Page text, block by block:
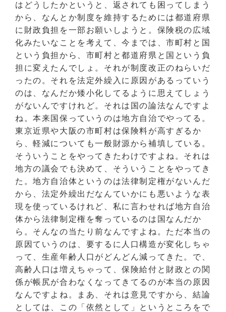
はどうしたかというと、返されても困ってしまう
から、なんとか制度を維持するためには都道府県
に財政負担を一部お願いしようと。保険税の広域
化みたいなことを考えて、今までは、市町村と国
という負担から、市町村と都道府県と国という負
担に変えたんでしょ。それが制度改正のねらいだ
ったの。それを法定外繰入に原因があるっていう
のは、なんだか矮小化してるように思えてしょう
がないんですけれど。それは国の論法なんですよ
ね。本来国保っていうのは地方自治でやってる。
東京近県や大阪の市町村は保険料が高すぎるか
ら、軽減についても一般財源から補填している。
そういうことをやってきたわけですよね。それは
地方の議会でも決めて、そういうことをやってき
た。地方自治体というのは法律制定権がないんだ
から、法定外繰出だなんていかにも悪いような表
現を使っているけれど、私に言わせれば地方自治
体から法律制定権を奪っているのは国なんだか
ら。そんなの当たり前なんですよね。ただ本当の
原因ていうのは、要するに人口構造が変化しちゃ
って、生産年齢人口がどんどん減ってきた。で、
高齢人口は増えちゃって、保険給付と財政との関
係が帳尻が合わなくなってきてるのが本当の原因
なんですよね。まあ、それは意見ですから、結論
としては、この「依然として」というところをで